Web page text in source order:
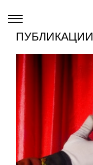
ПУБЛИКАЦИИ